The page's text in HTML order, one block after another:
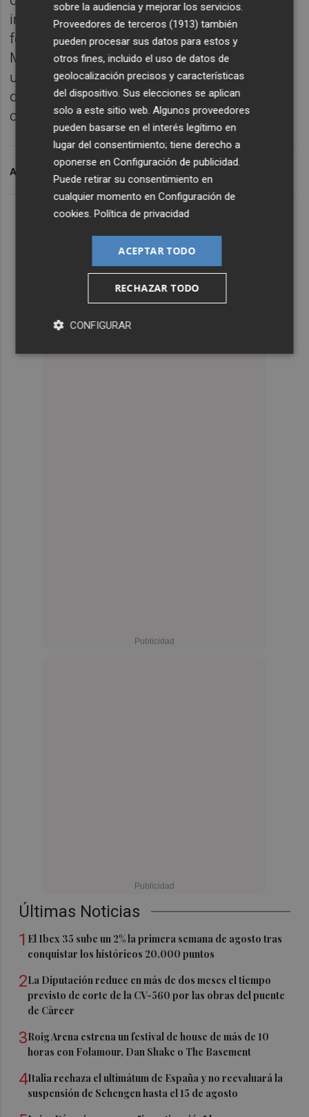
Últimas Noticias
1 El Ibex 35 sube un 2% la primera semana de agosto tras
conquistar los históricos 20.000 puntos
2La Diputación reduce en más de dos meses el tiempo
previsto de corte de la CV-560 por las obras del puente
de Càrcer
3Roig Arena estrena un festival de house de más de 10
horas con Folamour, Dan Shake o The Basement
4Italia rechaza el ultimátum de España y no reevaluará la
suspensión de Schengen hasta el 15 de agosto
intensidad expresiva encuentran una de sus
formas más puras. La atmósfera íntima de
Matisse Club convierte esta propuesta en
una oportunidad excepcional para disfrutar
de la música antigua desde una perspectiva
cercana, emocional y contemporánea.
ARCHIVADO EN
sobre la audiencia y mejorar los servicios.
Proveedores de terceros (1913) también
pueden procesar sus datos para estos y
otros fines, incluido el uso de datos de
geolocalización precisos y características
del dispositivo. Sus elecciones se aplican
solo a este sitio web. Algunos proveedores
pueden basarse en el interés legítimo en
lugar del consentimiento; tiene derecho a
oponerse enConfiguración de publicidad
Puede retirar su consentimiento en
cualquier momento enConfiguración de
cookies .Política de privacidad
ACEPTAR TODO
RECHAZAR TODO
CONFIGURAR